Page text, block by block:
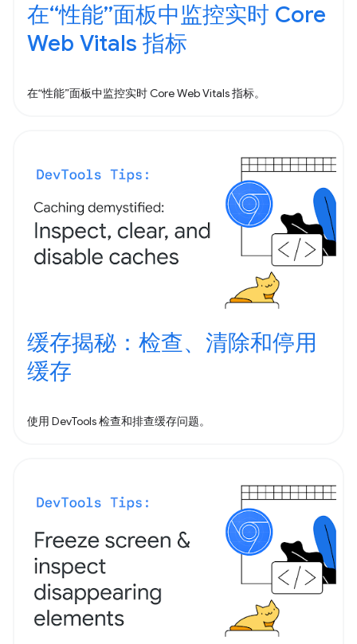
在“性能”面板中监控实时 Core
Web Vitals 指标
在“性能”面板中监控实时 Core Web Vitals 指标。
缓存揭秘：检查、清除和停用
缓存
使用 DevTools 检查和排查缓存问题。